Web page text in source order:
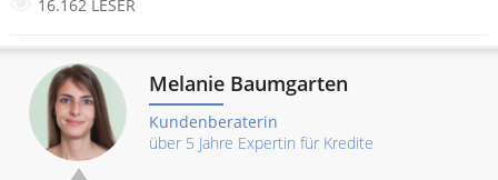
16.162 LESER
Melanie Baumgarten
Kundenberaterin
über 5 Jahre Expertin für Kredite